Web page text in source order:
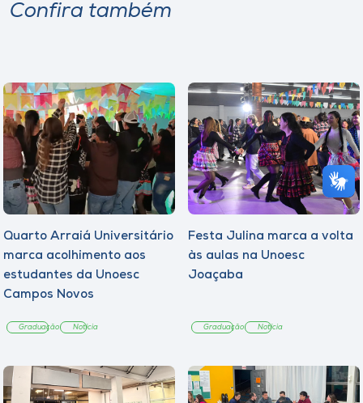
Confira também
Quarto Arraiá Universitário
marca acolhimento aos
estudantes da Unoesc
Campos Novos
Graduação Notícia
Festa Julina marca a volta
às aulas na Unoesc
Joaçaba
Graduação Notícia